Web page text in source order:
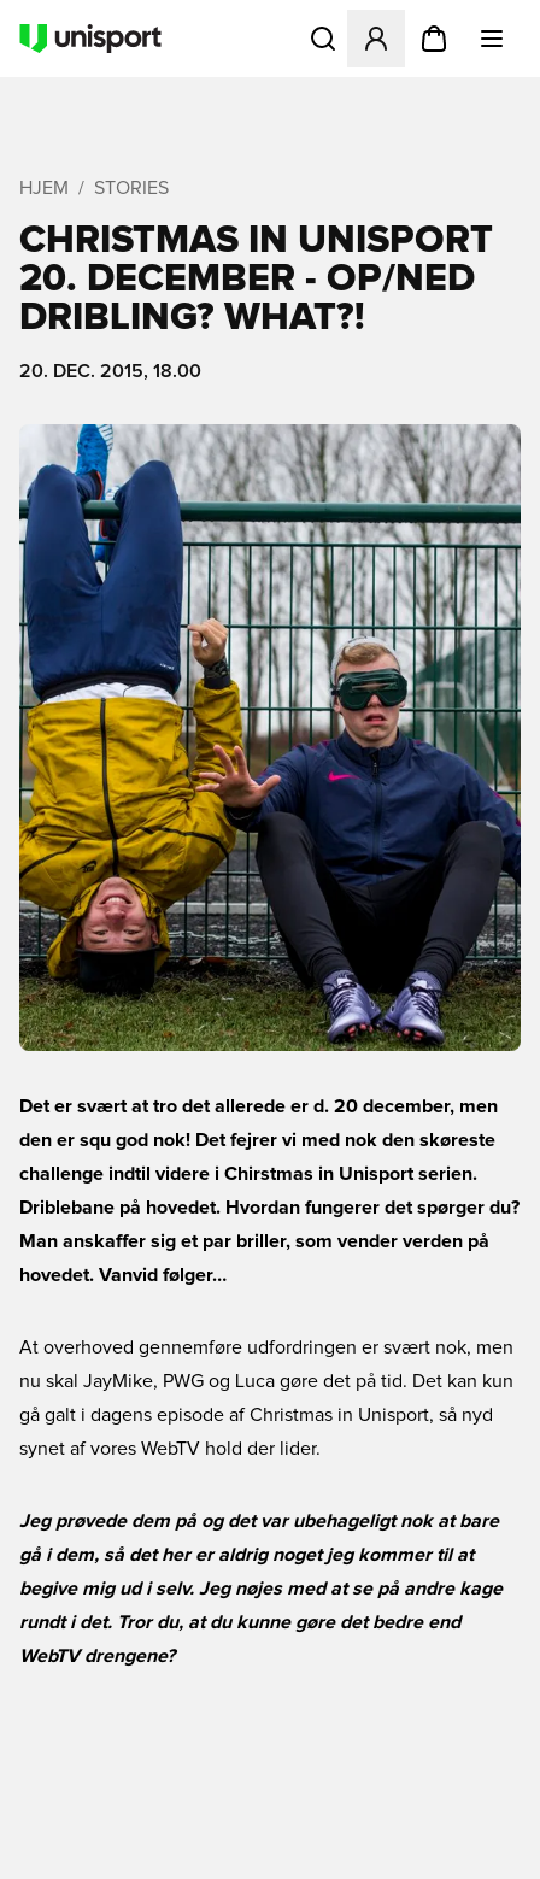
Åbner en Modal til at
HJEM STORIES
CHRISTMAS IN UNISPORT
20. DECEMBER - OP/NED
DRIBLING? WHAT?!
20. DEC. 2015, 18.00
Det er svært at tro det allerede er d. 20 december, men
den er squ god nok! Det fejrer vi med nok den skøreste
challenge indtil videre i Chirstmas in Unisport serien.
Driblebane på hovedet. Hvordan fungerer det spørger du?
Man anskaffer sig et par briller, som vender verden på
hovedet. Vanvid følger…
At overhoved gennemføre udfordringen er svært nok, men
nu skal JayMike, PWG og Luca gøre det på tid. Det kan kun
gå galt i dagens episode af Christmas in Unisport, så nyd
synet af vores WebTV hold der lider.
Jeg prøvede dem på og det var ubehageligt nok at bare
gå i dem, så det her er aldrig noget jeg kommer til at
begive mig ud i selv. Jeg nøjes med at se på andre kage
rundt i det. Tror du, at du kunne gøre det bedre end
WebTV drengene?